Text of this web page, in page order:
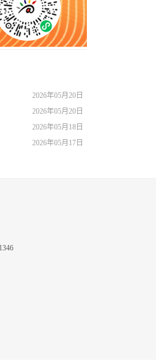
2026年05月20日
2026年05月20日
2026年05月18日
2026年05月17日